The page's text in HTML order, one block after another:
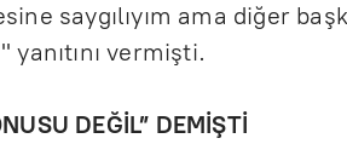
saygılıyım ama diğer
vermişti.
DEĞİL” DEMİŞTİ